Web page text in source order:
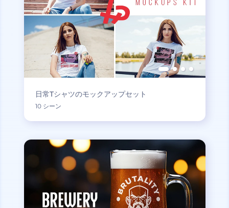
日常Tシャツのモックアップセット
10 シーン